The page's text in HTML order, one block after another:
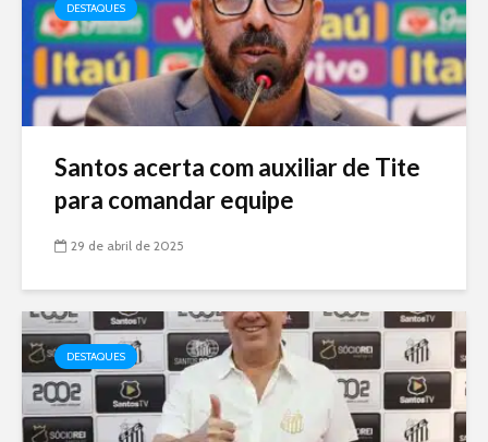
DESTAQUES
Santos acerta com auxiliar de Tite
para comandar equipe
29 de abril de 2025
DESTAQUES